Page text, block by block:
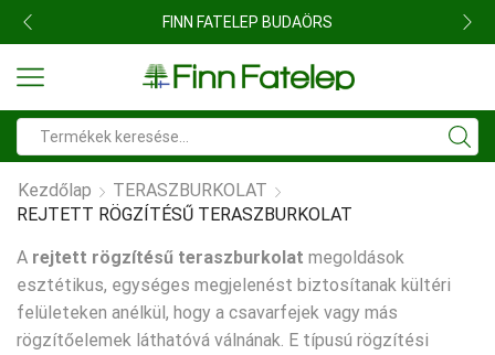
FINN FATELEP BUDAÖRS
input
Kezdőlap
TERASZBURKOLAT
REJTETT RÖGZÍTÉSŰ TERASZBURKOLAT
A rejtett rögzítésű teraszburkolat megoldások
esztétikus, egységes megjelenést biztosítanak kültéri
felületeken anélkül, hogy a csavarfejek vagy más
rögzítőelemek láthatóvá válnának. E típusú rögzítési